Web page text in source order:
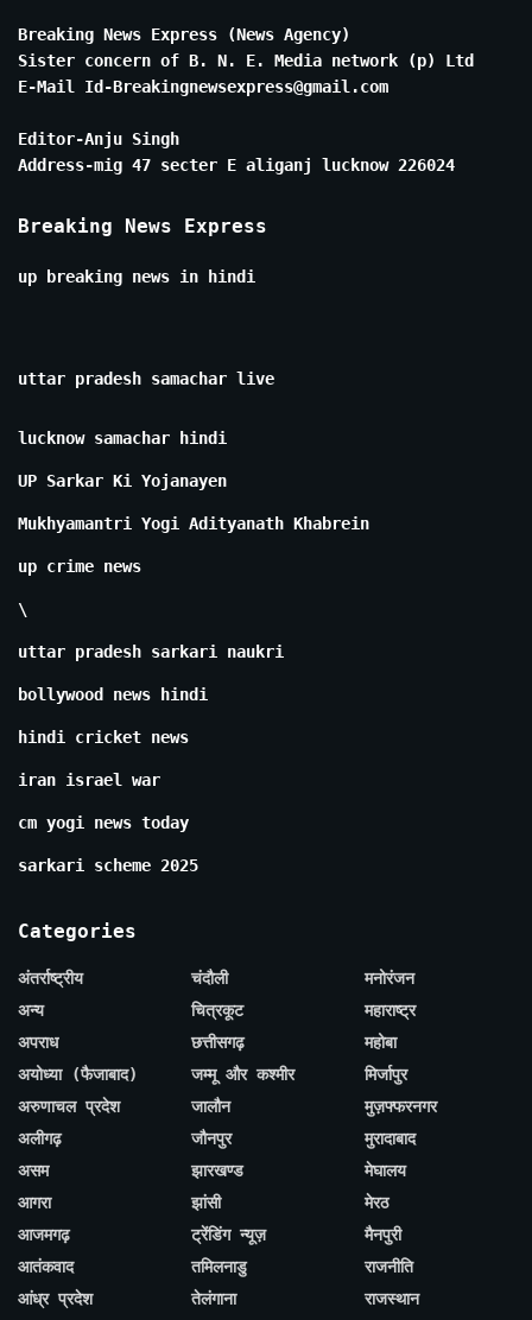
Breaking News Express (News Agency)
Sister concern of B. N. E. Media network (p) Ltd
E-Mail Id-Breakingnewsexpress@gmail.com
Editor-Anju Singh
Address-mig 47 secter E aliganj lucknow 226024
Breaking News Express
up breaking news in hindi
uttar pradesh samachar live
lucknow samachar hindi
UP Sarkar Ki Yojanayen
Mukhyamantri Yogi Adityanath Khabrein
up crime news
\
uttar pradesh sarkari naukri
bollywood news hindi
hindi cricket news
iran israel war
cm yogi news today
sarkari scheme 2025
Categories
अंतर्राष्ट्रीय
अन्य
अपराध
अयोध्या (फैजाबाद)
अरुणाचल प्रदेश
अलीगढ़
असम
आगरा
आजमगढ़
आतंकवाद
आंध्र प्रदेश
चंदौली
चित्रकूट
छत्तीसगढ़
जम्मू और कश्मीर
जालौन
जौनपुर
झारखण्ड
झांसी
ट्रेंडिंग न्यूज़
तमिलनाडु
तेलंगाना
मनोरंजन
महाराष्ट्र
महोबा
मिर्जापुर
मुज़फ्फरनगर
मुरादाबाद
मेघालय
मेरठ
मैनपुरी
राजनीति
राजस्थान